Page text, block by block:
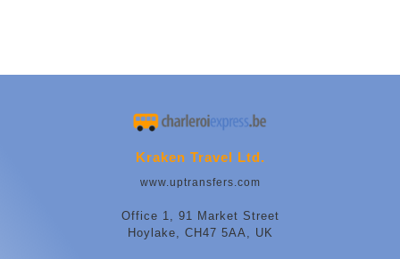
Kraken Travel Ltd.
www.uptransfers.com
Office 1, 91 Market Street
Hoylake, CH47 5AA, UK